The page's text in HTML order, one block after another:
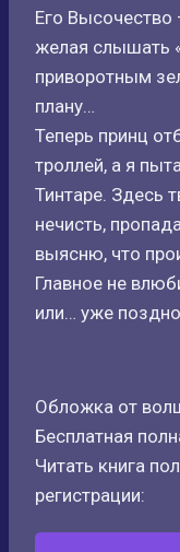
Его Высочество
желая слышать
приворотным
плану…
Теперь принц
троллей, а я
Тинтаре. Здесь
нечисть,
выясню, что
Главное не
или… уже
Обложка от
Бесплатная
Читать книга
регистрации: